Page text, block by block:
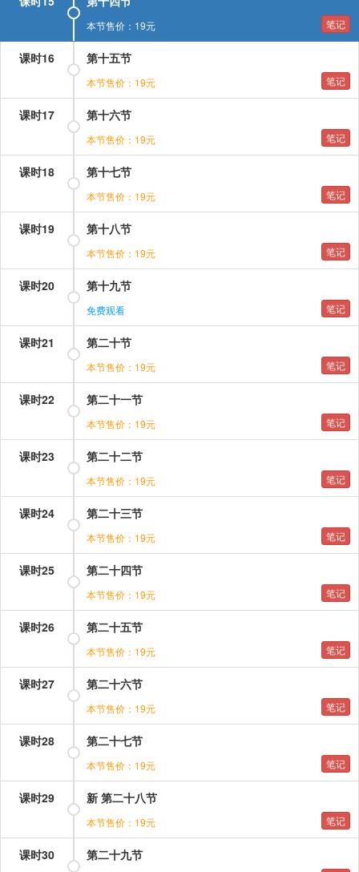
本节售价：19元 笔记
课时16 第十五节
本节售价：19元 笔记
课时17 第十六节
本节售价：19元 笔记
课时18 第十七节
本节售价：19元 笔记
课时19 第十八节
本节售价：19元 笔记
课时20 第十九节
免费观看 笔记
课时21 第二十节
本节售价：19元 笔记
课时22 第二十一节
本节售价：19元 笔记
课时23 第二十二节
本节售价：19元 笔记
课时24 第二十三节
本节售价：19元 笔记
课时25 第二十四节
本节售价：19元 笔记
课时26 第二十五节
本节售价：19元 笔记
课时27 第二十六节
本节售价：19元 笔记
课时28 第二十七节
本节售价：19元 笔记
课时29 新 第二十八节
本节售价：19元 笔记
课时30 第二十九节